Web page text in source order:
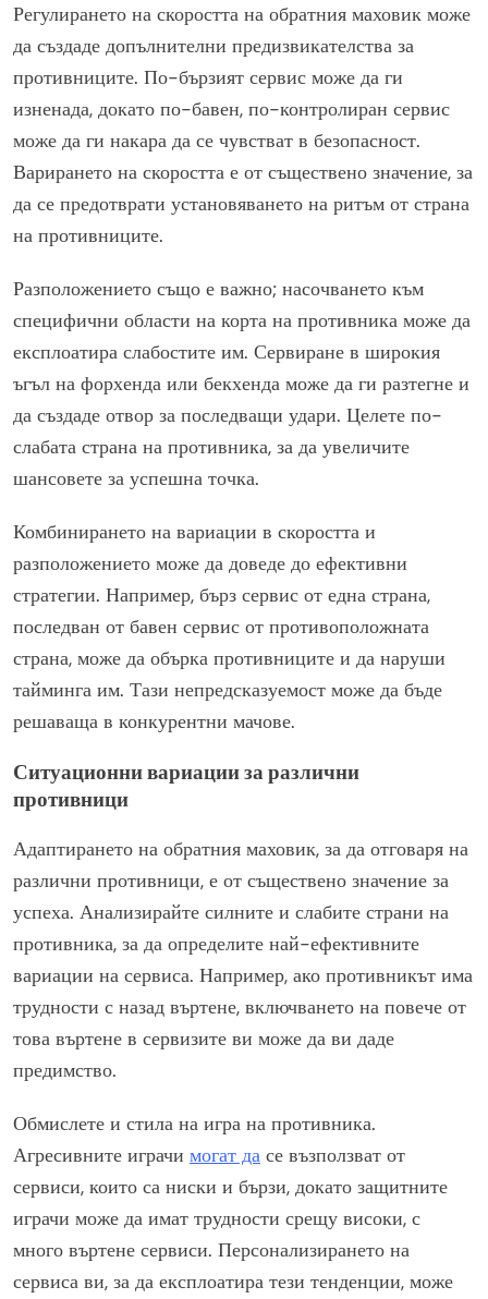
Регулирането на скоростта на обратния маховик може
да създаде допълнителни предизвикателства за
противниците. По-бързият сервис може да ги
изненада, докато по-бавен, по-контролиран сервис
може да ги накара да се чувстват в безопасност.
Варирането на скоростта е от съществено значение, за
да се предотврати установяването на ритъм от страна
на противниците.
Разположението също е важно; насочването към
специфични области на корта на противника може да
експлоатира слабостите им. Сервиране в широкия
ъгъл на форхенда или бекхенда може да ги разтегне и
да създаде отвор за последващи удари. Целете по-
слабата страна на противника, за да увеличите
шансовете за успешна точка.
Комбинирането на вариации в скоростта и
разположението може да доведе до ефективни
стратегии. Например, бърз сервис от една страна,
последван от бавен сервис от противоположната
страна, може да обърка противниците и да наруши
тайминга им. Тази непредсказуемост може да бъде
решаваща в конкурентни мачове.
Ситуационни вариации за различни
противници
Адаптирането на обратния маховик, за да отговаря на
различни противници, е от съществено значение за
успеха. Анализирайте силните и слабите страни на
противника, за да определите най-ефективните
вариации на сервиса. Например, ако противникът има
трудности с назад въртене, включването на повече от
това въртене в сервизите ви може да ви даде
предимство.
Обмислете и стила на игра на противника.
Агресивните играчи могат да се възползват от
сервиси, които са ниски и бързи, докато защитните
играчи може да имат трудности срещу високи, с
много въртене сервиси. Персонализирането на
сервиса ви, за да експлоатира тези тенденции, може